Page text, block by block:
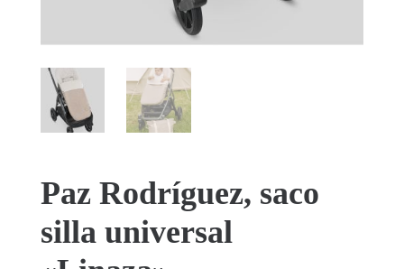
Paz Rodríguez, saco
silla universal